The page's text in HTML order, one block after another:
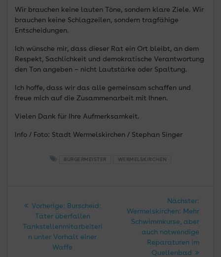
Wir brauchen keine lauten Töne, sondern klare Ziele. Wir
brauchen keine Schlagzeilen, sondern tragfähige
Entscheidungen.
Ich wünsche mir, dass dieser Rat ein Ort bleibt, an dem
Respekt, Sachlichkeit und demokratische Verantwortung
den Ton angeben – nicht Lautstärke oder Spaltung.
Ich hoffe, dass wir das alle gemeinsam schaffen und
freue mich auf die Zusammenarbeit mit Ihnen.
Vielen Dank für Ihre Aufmerksamkeit.
Info / Foto: Stadt Wermelskirchen / Stephan Singer
BÜRGERMEISTER WERMELSKIRCHEN
Beitragsnavigation
Vorherige: Vorheriger
Beitrag:
Burscheid:
Täter überfallen
Tankstellenmitarbeiteri
n unter Vorhalt einer
Waffe
Nächster:
Wermelskirchen: Mehr
Schwimmkurse, aber
auch notwendige
Reparaturen im
Quellenbad